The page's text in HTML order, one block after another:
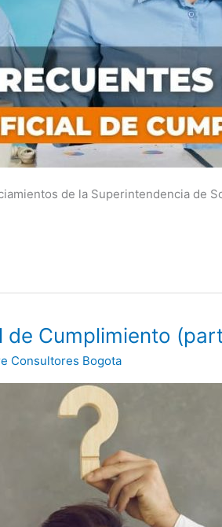
de la Superintendencia de
Cumplimiento
Consultores Bogota